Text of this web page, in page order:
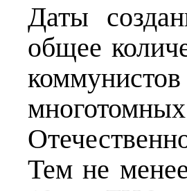
Даты
общее
Тем не